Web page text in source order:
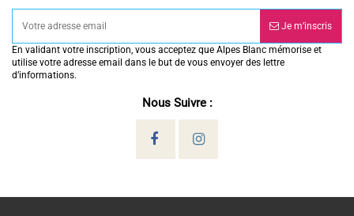
Je m’inscris
En validant votre inscription, vous acceptez que Alpes Blanc mémorise et
utilise votre adresse email dans le but de vous envoyer des lettre
d’informations.
Nous Suivre :